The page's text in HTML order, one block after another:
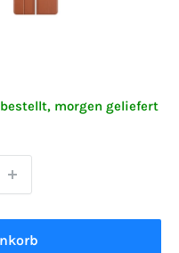
morgen geliefert